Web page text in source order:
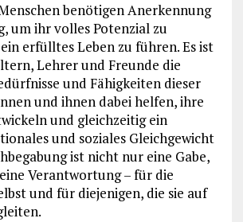
benötigen Anerkennung
um ihr volles Potenzial zu
erfülltes Leben zu führen. Es ist
Lehrer und Freunde die
und Fähigkeiten dieser
und ihnen dabei helfen, ihre
und gleichzeitig ein
und soziales Gleichgewicht
ist nicht nur eine Gabe,
Verantwortung – für die
und für diejenigen, die sie auf